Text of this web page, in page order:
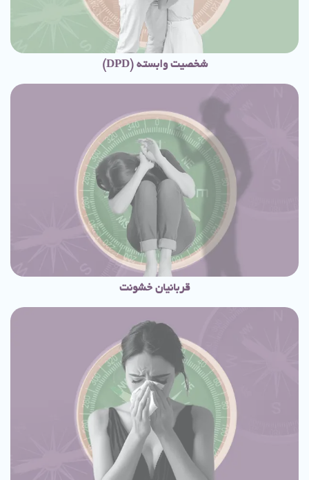
شخصیت وابسته (DPD)
قربانیان خشونت